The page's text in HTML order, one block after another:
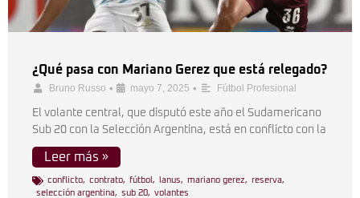
¿Qué pasa con Mariano Gerez que está relegado?
Bruno Russo • mayo 7, 2025 • Fútbol Profesional
El volante central, que disputó este año el Sudamericano
Sub 20 con la Selección Argentina, está en conflicto con la
Leer más »
conflicto, contrato, fútbol , lanus, mariano gerez, reserva,
selección argentina, sub 20, volantes